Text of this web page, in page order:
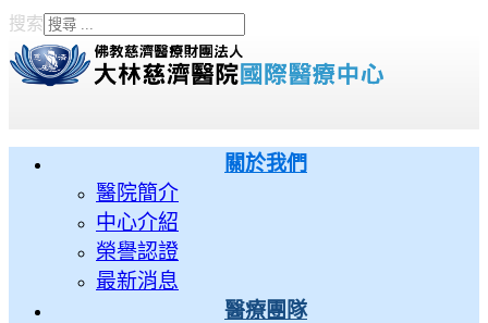
搜索
Type 2 or more characters
for results.
關於我們
醫院簡介
中心介紹
榮譽認證
最新消息
醫療團隊